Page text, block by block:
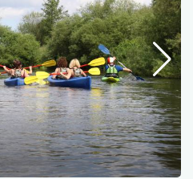
Schmalspurbrucke in